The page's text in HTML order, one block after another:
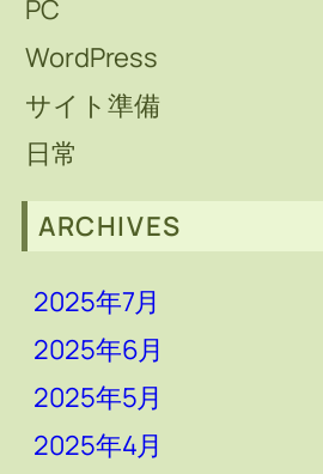
PC
WordPress
サイト準備
日常
ARCHIVES
2025年7月
2025年6月
2025年5月
2025年4月